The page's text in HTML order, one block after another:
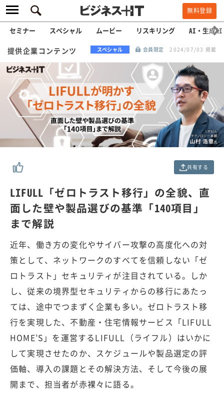
無料登録
セミナー スペシャル ムービー リスキリング AI・生成AI
提供企業コンテンツ スペシャル 会員限定 2024/07/03 掲載
共有する
LIFULL「ゼロトラスト移行」の全貌、直
面した壁や製品選びの基準「140項目」
まで解説
近年、働き方の変化やサイバー攻撃の高度化への対
策として、ネットワークのすべてを信頼しない「ゼ
ロトラスト」セキュリティが注目されている。しか
し、従来の境界型セキュリティからの移行にあたっ
ては、途中でつまずく企業も多い。ゼロトラスト移
行を実現した、不動産・住宅情報サービス「LIFULL
HOME’S」を運営するLIFULL（ライフル）はいかに
して実現させたのか、スケジュールや製品選定の評
価軸、導入の課題とその解決方法、そして今後の展
開まで、担当者が赤裸々に語る。